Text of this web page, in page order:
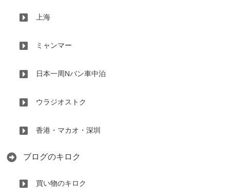
上海
ミャンマー
日本一周Nバン車中泊
ウラジオストク
香港・マカオ・深圳
ブログのキロク
買い物のキロク